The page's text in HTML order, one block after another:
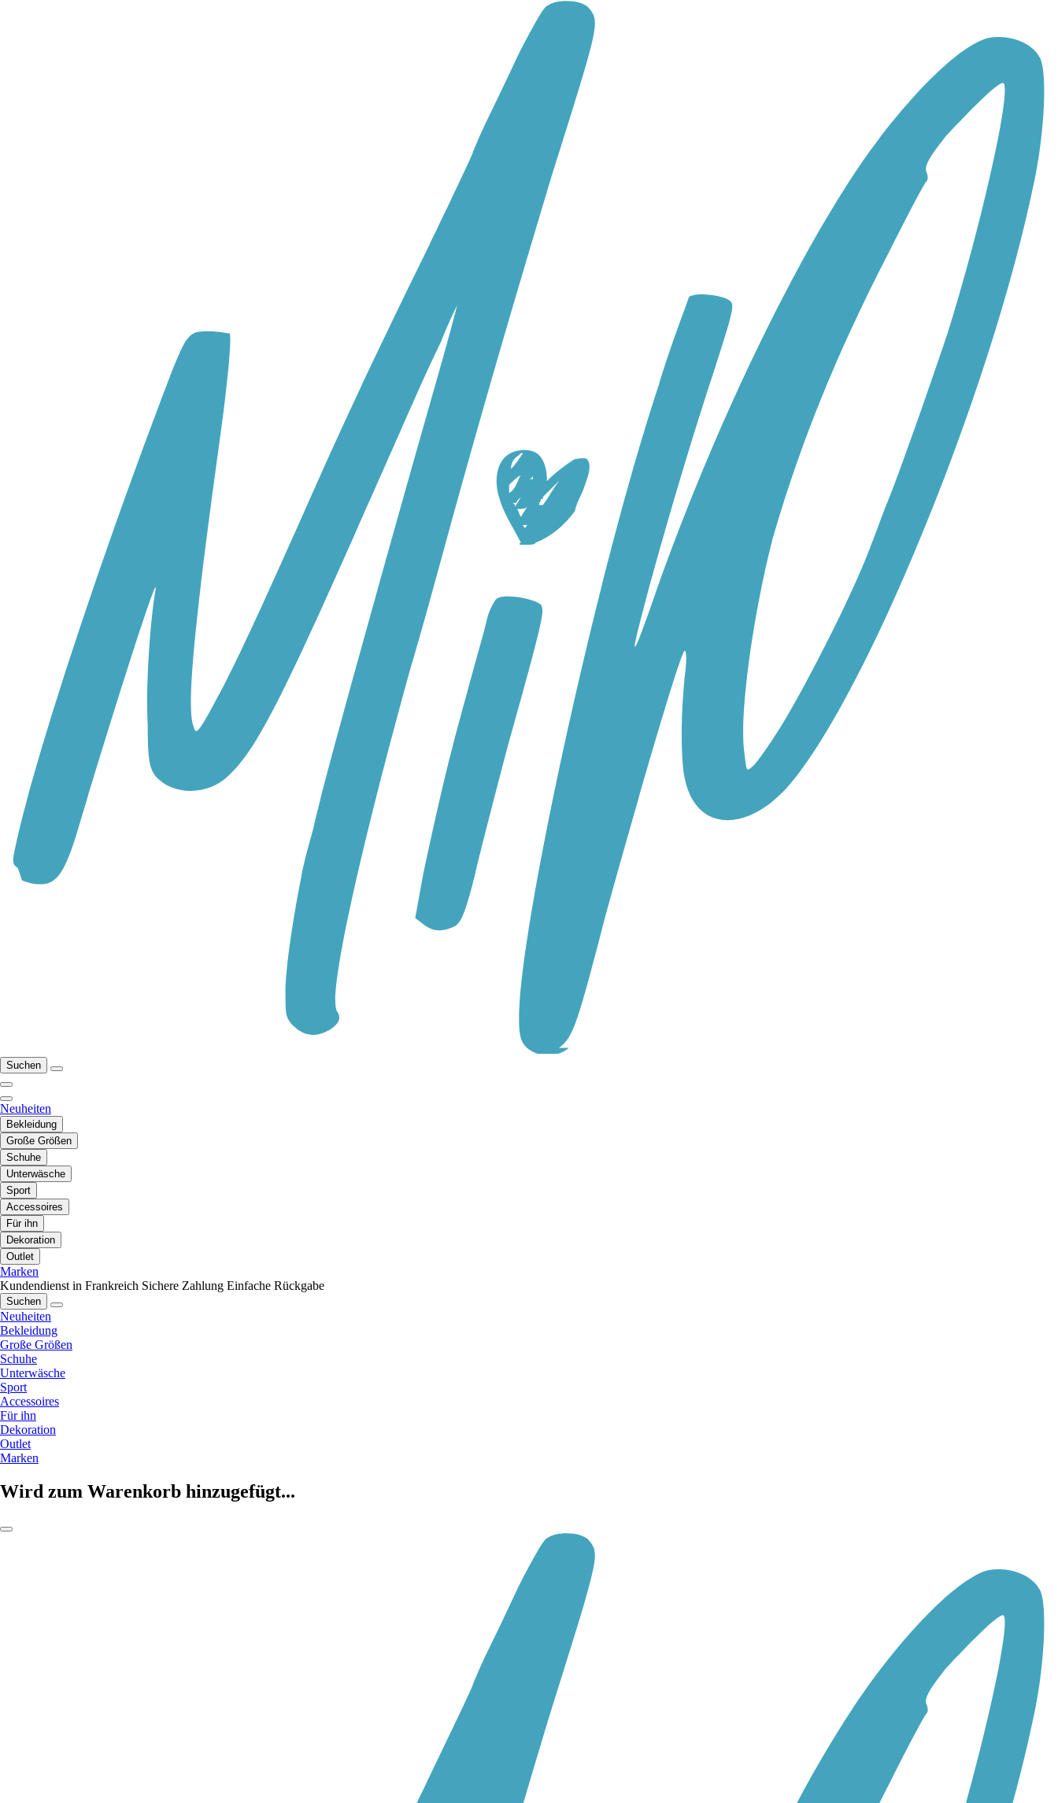
Suchen
Neuheiten
Bekleidung
Große Größen
Schuhe
Unterwäsche
Sport
Accessoires
Für ihn
Dekoration
Outlet
Marken
Kundendienst in Frankreich Sichere Zahlung Einfache Rückgabe
Suchen
Neuheiten
Bekleidung
Große Größen
Schuhe
Unterwäsche
Sport
Accessoires
Für ihn
Dekoration
Outlet
Marken
Wird zum Warenkorb hinzugefügt...